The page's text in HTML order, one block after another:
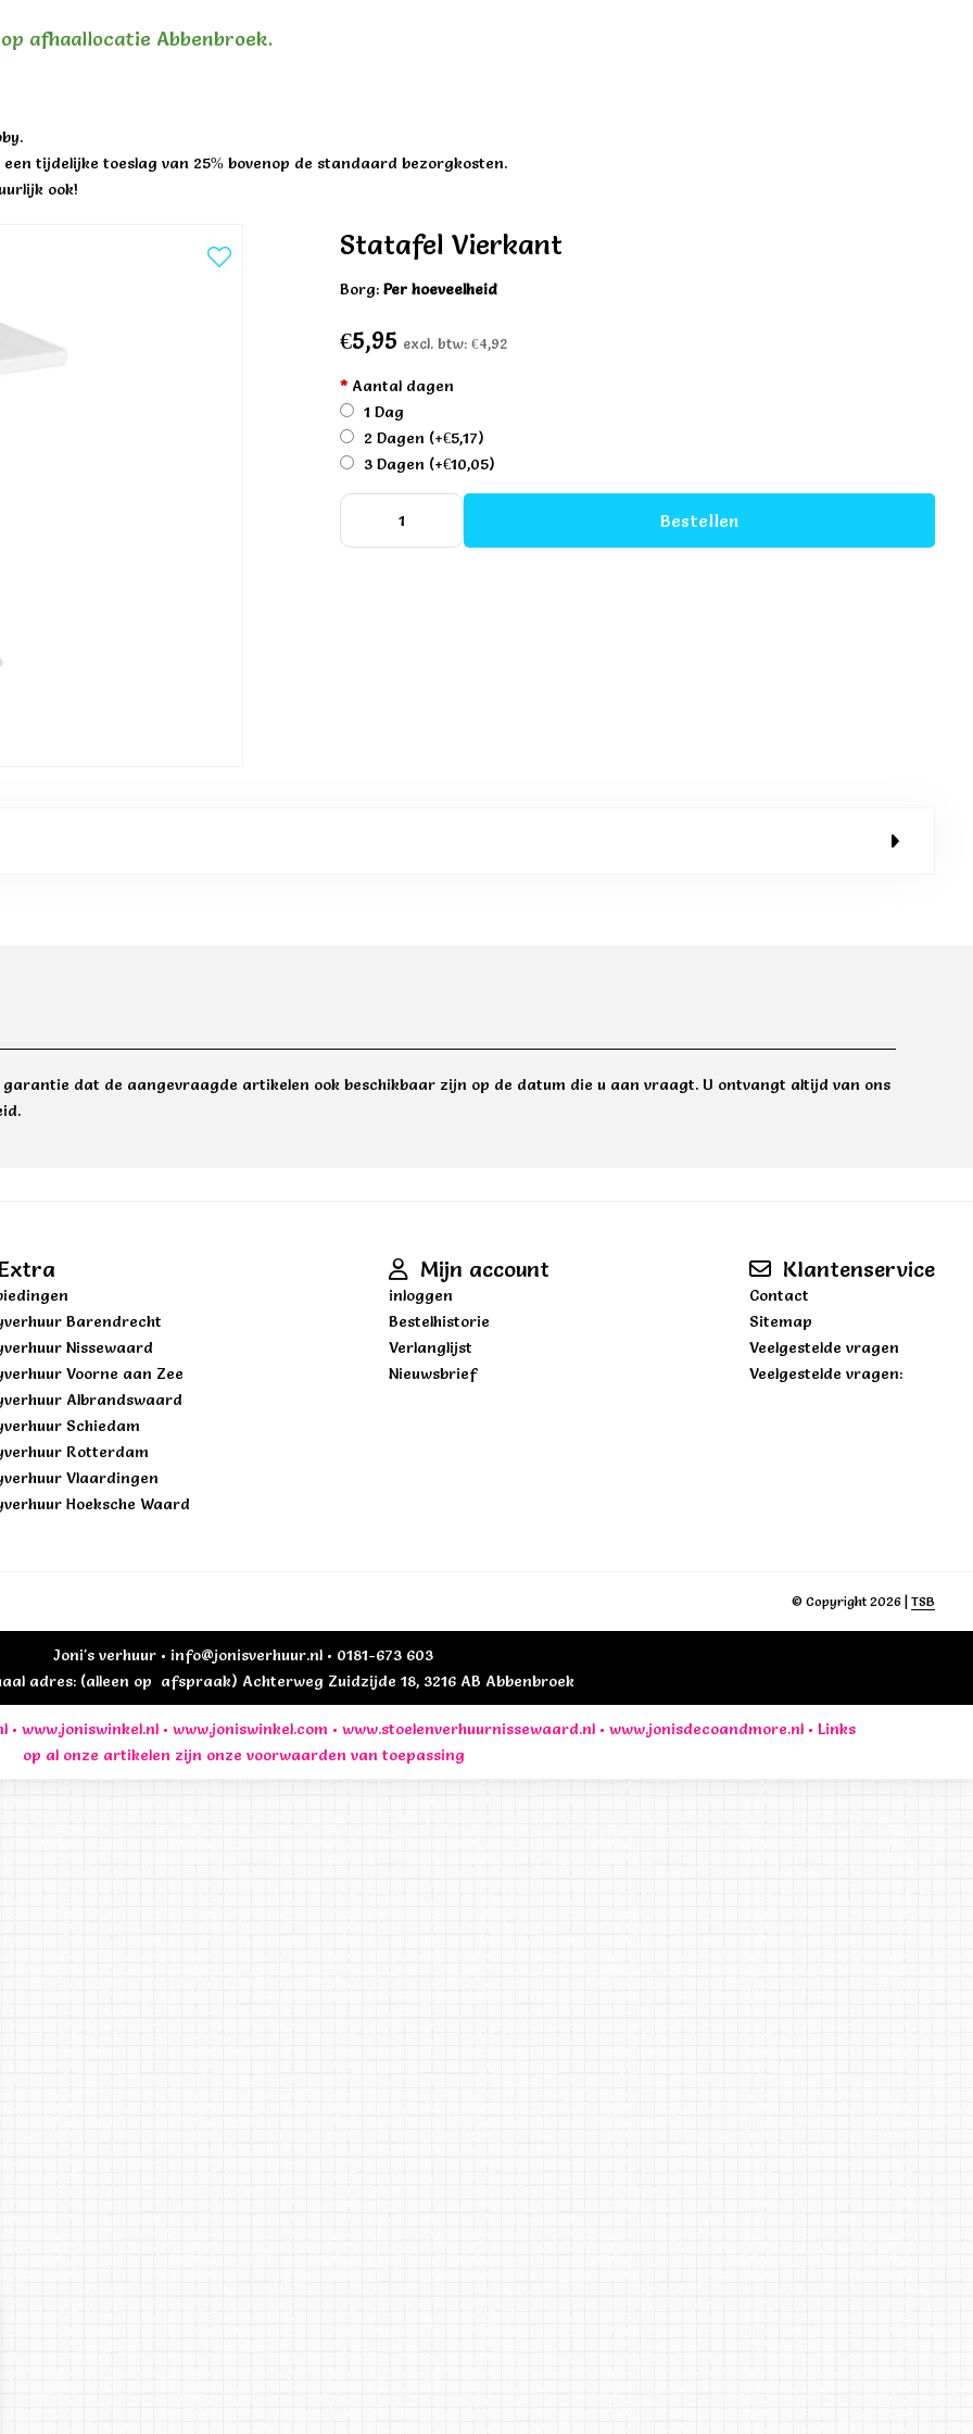
afhaallocatie Abbenbroek.
tijdelijke toeslag van 25% bovenop de standaard bezorgkosten.
ook!
Statafel Vierkant
Borg:Per hoeveelheid
€5,95 excl. btw:€4,92
* Aantal dagen
1 Dag
2 Dagen (+€5,17)
3 Dagen (+€10,05)
Bestellen
dat de aangevraagde artikelen ook beschikbaar zijn op de datum die u aan vraagt. U ontvangt altijd van ons
Barendrecht
Nissewaard
Voorne aan Zee
Albrandswaard
Schiedam
Rotterdam
Vlaardingen
Hoeksche Waard
Mijn account
inloggen
Bestelhistorie
Verlanglijst
Nieuwsbrief
Klantenservice
Contact
Sitemap
Veelgestelde vragen
Veelgestelde vragen:
© Copyright 2026 | TSB
Joni's verhuur • info@jonisverhuur.nl • 0181-673 603
adres: (alleen op afspraak) Achterweg Zuidzijde 18, 3216 AB Abbenbroek
• www.joniswinkel.nl • www.joniswinkel.com • www.stoelenverhuurnissewaard.nl • www.jonisdecoandmore.nl • Links
op al onze artikelen zijn onze voorwaarden van toepassing